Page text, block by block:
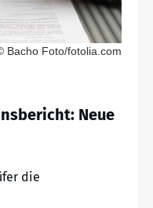
Bacho Foto/fotolia.com
Neue
die